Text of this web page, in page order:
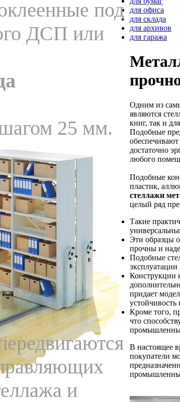
под
ДСП или
25 мм.
и
для офиса
для склада
для архивов
для гаража
Одним из
являются
книг, так и
Подобные
достаточно
любого
Подобные
пластик,
стеллажи
целый ряд
Такие
Эти образцы
прочны и
Подобные
Конструкции
придает
Кроме того,
что
В настоящее
покупатели